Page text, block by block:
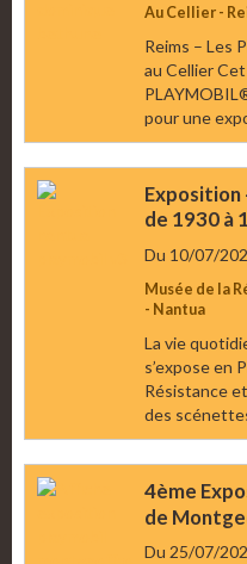
Au Cellier -
Reims – Les
au Cellier
pour une
Exposition
de 1930 à
Du 10/07/
Musée de la
- Nantua
La vie
s’expose en
Résistance
des
4ème
de
Du 25/07/